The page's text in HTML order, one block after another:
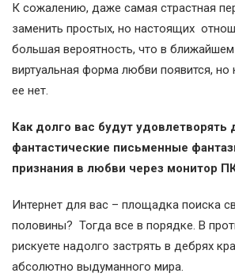
К сожалению, даже самая страстная
заменить простых, но настоящих
большая вероятность, что в
виртуальная форма любви появится,
ее нет.
Как долго вас будут
фантастические письменные
признания в любви через монитор
Интернет для вас – площадка поиска
половины? Тогда все в порядке. В
рискуете надолго застрять в дебрях
абсолютно выдуманного мира.